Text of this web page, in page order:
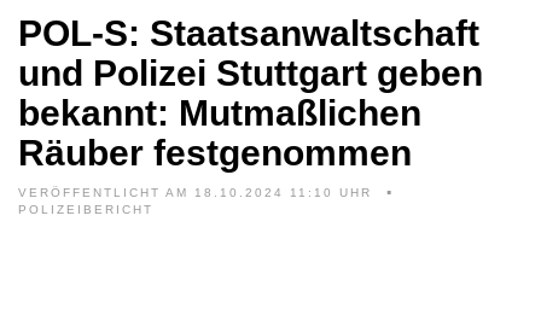
POL-S: Staatsanwaltschaft
und Polizei Stuttgart geben
bekannt: Mutmaßlichen
Räuber festgenommen
VERÖFFENTLICHT AM 18.10.2024 11:10 UHR
POLIZEIBERICHT